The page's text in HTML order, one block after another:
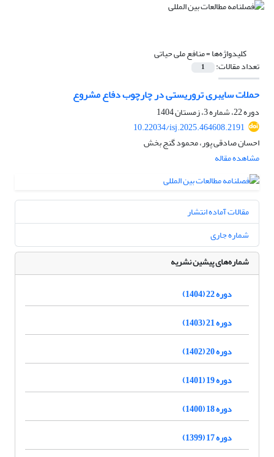
کلیدواژه‌ها =منافع ملی حیاتی
تعداد مقالات: 1
حملات سایبری تروریستی در چارچوب دفاع مشروع
دوره 22، شماره 3، زمستان 1404
10.22034/isj.2025.464608.2191
احسان صادقی پور، محمود گنج بخش
مشاهده مقاله
مقالات آماده انتشار
شماره جاری
شماره‌های پیشین نشریه
دوره 22 (1404)
دوره 21 (1403)
دوره 20 (1402)
دوره 19 (1401)
دوره 18 (1400)
دوره 17 (1399)